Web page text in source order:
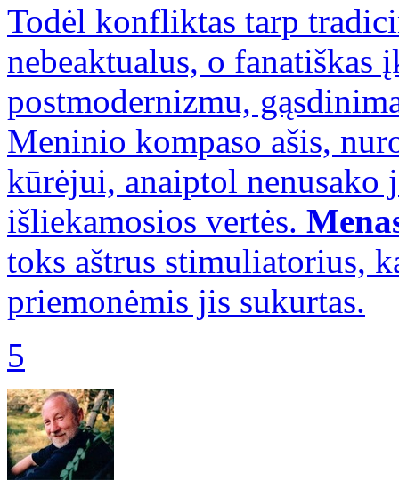
Todėl konfliktas tarp
nebeaktualus, o fanatiškas
postmodernizmu,
Meninio kompaso ašis,
kūrėjui, anaiptol nenusako
išliekamosios vertės.
toks aštrus stimuliatorius,
priemonėmis jis sukurtas.
5